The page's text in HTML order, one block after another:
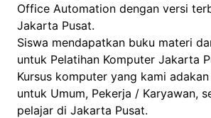
Office Automation dengan versi
Jakarta Pusat.
Siswa mendapatkan buku materi
untuk Pelatihan Komputer Jakarta
Kursus komputer yang kami
untuk Umum, Pekerja / Karyawan,
pelajar di Jakarta Pusat.